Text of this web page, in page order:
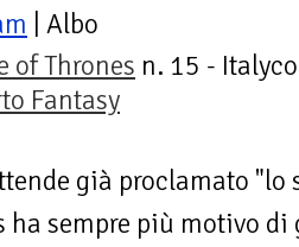
| Albo
of Thrones n. 15 -
Fantasy
già proclamato "lo
ha sempre più motivo